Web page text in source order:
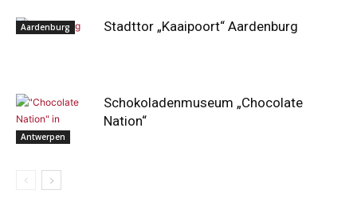
Aardenburg Stadttor „Kaaipoort“ Aardenburg
Antwerpen
Schokoladenmuseum „Chocolate
Nation“